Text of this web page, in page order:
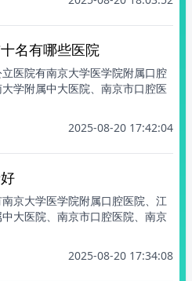
名有哪些医院
医院有南京大学医学院附属口腔
学附属中大医院、南京市口腔医
2025-08-20 17:42:04
京大学医学院附属口腔医院、江
大医院、南京市口腔医院、南京
2025-08-20 17:34:08